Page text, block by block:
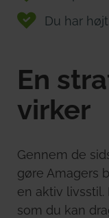
Du har
En
virker
Gennem de
gøre Amagers
en aktiv livsstil.
som du kan